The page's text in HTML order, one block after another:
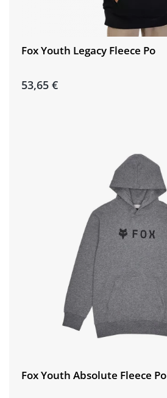
Fox Youth Legacy Fleece Po
53,65 €
Fox Youth Absolute Fleece Po